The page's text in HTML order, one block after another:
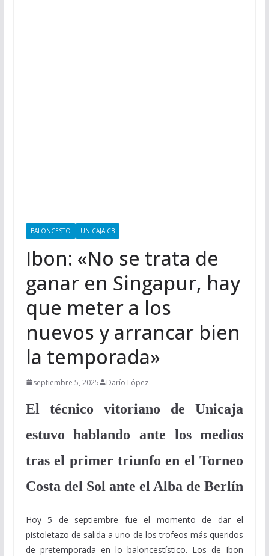
BALONCESTO UNICAJA CB
Ibon: «No se trata de
ganar en Singapur, hay
que meter a los
nuevos y arrancar bien
la temporada»
septiembre 5, 2025 Darío López
El técnico vitoriano de Unicaja
estuvo hablando ante los medios
tras el primer triunfo en el Torneo
Costa del Sol ante el Alba de Berlín
Hoy 5 de septiembre fue el momento de dar el
pistoletazo de salida a uno de los trofeos más queridos
de pretemporada en lo baloncestístico. Los de Ibon